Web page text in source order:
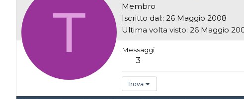
T
Membro
Iscritto dal: 26 Maggio 2008
Ultima volta visto 26 Maggio
Messaggi
3
Trova